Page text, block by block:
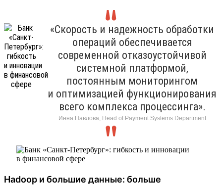
«Скорость и надежность обработки
операций обеспечивается
современной отказоустойчивой
системной платформой,
постоянным мониторингом
и оптимизацией функционирования
всего комплекса процессинга».
Инна Павлова, Head of Payment Systems Department
Hadoop и большие данные: больше